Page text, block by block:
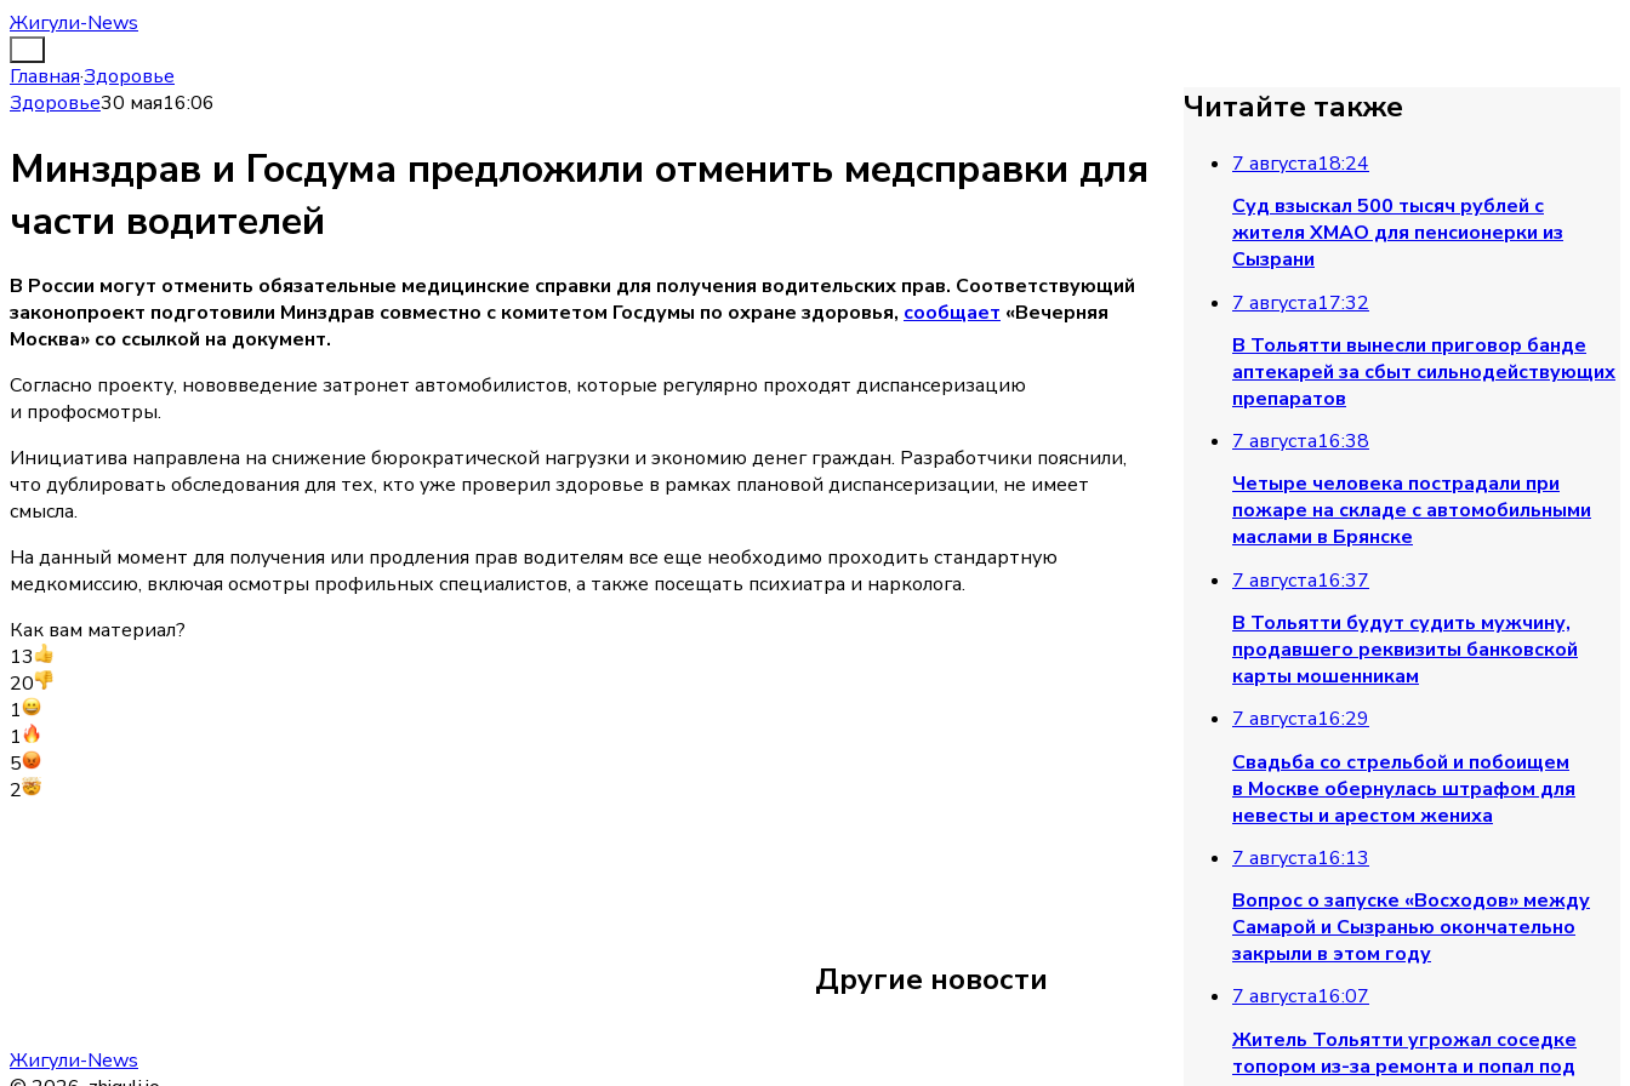
Жигули-News
Главная·Здоровье
Здоровье30 мая16:06
Минздрав и Госдума предложили отменить медсправки для
части водителей
В России могут отменить обязательные медицинские справки для получения водительских прав. Соответствующий
законопроект подготовили Минздрав совместно с комитетом Госдумы по охране здоровья, сообщает «Вечерняя
Москва» со ссылкой на документ.
Согласно проекту, нововведение затронет автомобилистов, которые регулярно проходят диспансеризацию
и профосмотры.
Инициатива направлена на снижение бюрократической нагрузки и экономию денег граждан. Разработчики пояснили,
что дублировать обследования для тех, кто уже проверил здоровье в рамках плановой диспансеризации, не имеет
смысла.
На данный момент для получения или продления прав водителям все еще необходимо проходить стандартную
медкомиссию, включая осмотры профильных специалистов, а также посещать психиатра и нарколога.
Как вам материал?
13
20
1
1
5
2
Читайте также
7 августа18:24
Суд взыскал 500 тысяч рублей с
жителя ХМАО для пенсионерки из
Сызрани
7 августа17:32
В Тольятти вынесли приговор банде
аптекарей за сбыт сильнодействующих
препаратов
7 августа16:38
Четыре человека пострадали при
пожаре на складе с автомобильными
маслами в Брянске
7 августа16:37
В Тольятти будут судить мужчину,
продавшего реквизиты банковской
карты мошенникам
7 августа16:29
Свадьба со стрельбой и побоищем
в Москве обернулась штрафом для
невесты и арестом жениха
7 августа16:13
Вопрос о запуске «Восходов» между
Самарой и Сызранью окончательно
закрыли в этом году
7 августа16:07
Житель Тольятти угрожал соседке
топором из-за ремонта и попал под
Другие новости
Школьница из Ростова-на-Дону упала на сук и
Жигули-News